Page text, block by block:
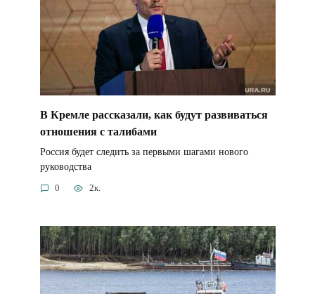
В Кремле рассказали, как будут развиваться
отношения с талибами
Россия будет следить за первыми шагами нового
руководства
0 2к.